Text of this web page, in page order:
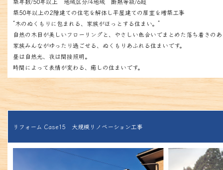
築50年以上の2階建ての住宅を解体し平屋建ての居室を増築工事
“木のぬくもりに包まれる、家族がほっとする住まい。”
自然の木目が美しいフローリングと、やさしい色合いでまとめた落ち着きの
家族みんながゆったり過ごせる、ぬくもりあふれる住まいです。
昼は自然光、夜は間接照明。
時間によって表情が変わる、癒しの住まいです。
リフォーム Case15 大規模リノベーション工事